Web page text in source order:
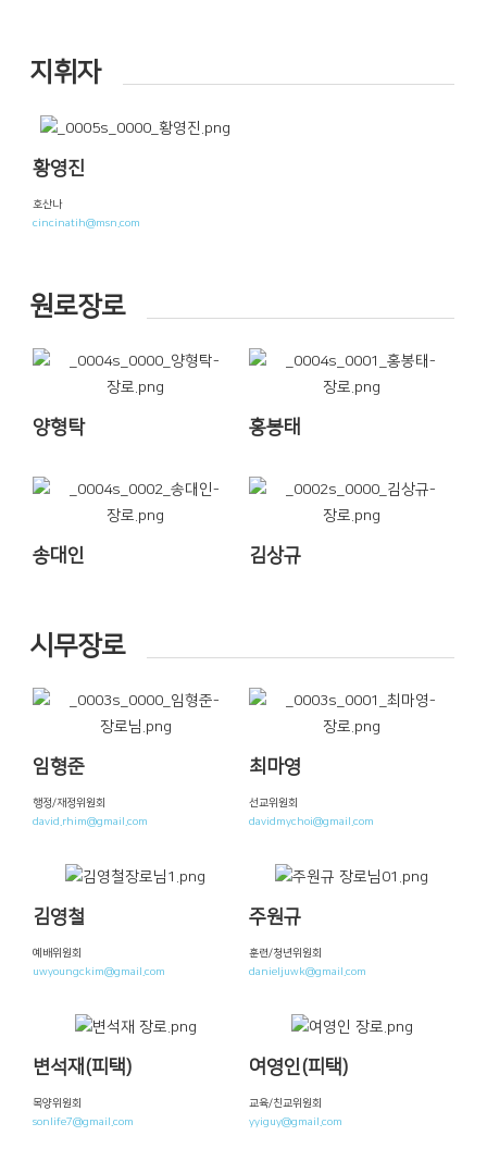
지휘자
황영진
호산나
cincinatih@msn.com
원로장로
양형탁 홍봉태
송대인 김상규
시무장로
임형준
행정/재정위원회
david.rhim@gmail.com
최마영
선교위원회
davidmychoi@gmail.com
김영철
예배위원회
uwyoungckim@gmail.com
주원규
훈련/청년위원회
danieljuwk@gmail.com
변석재(피택)
목양위원회
sonlife7@gmail.com
여영인(피택)
교육/친교위원회
yyiguy@gmail.com